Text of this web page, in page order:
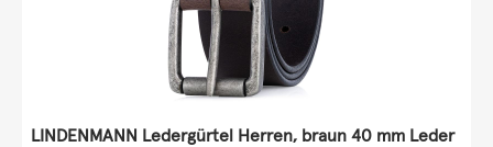
LINDENMANN Ledergürtel Herren, braun 40 mm Leder